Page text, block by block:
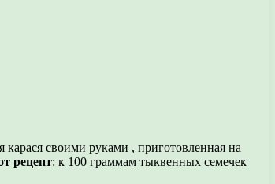
своими руками , приготовленная на
рецепт: к 100 граммам тыквенных семечек